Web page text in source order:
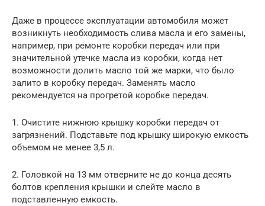
Даже в процессе эксплуатации автомобиля может
возникнуть необходимость слива масла и его замены,
например, при ремонте коробки передач или при
значительной утечке масла из коробки, когда нет
возможности долить масло той же марки, что было
залито в коробку передач. Заменять масло
рекомендуется на прогретой коробке передач.
1. Очистите нижнюю крышку коробки передач от
загрязнений. Подставьте под крышку широкую емкость
объемом не менее 3,5 л.
2. Головкой на 13 мм отверните не до конца десять
болтов крепления крышки и слейте масло в
подставленную емкость.